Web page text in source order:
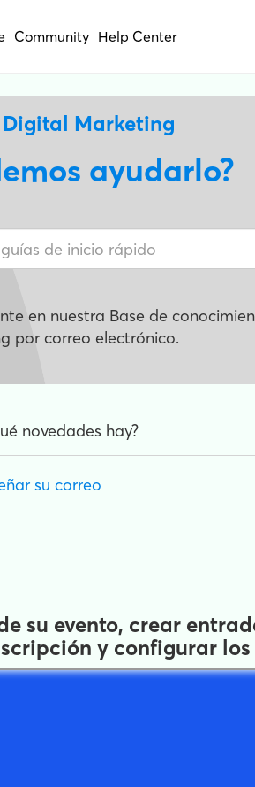
Community Help Center
Marketing
ayudarlo?
en nuestra Base de
por correo electrónico.
novedades hay?
su correo
su evento, crear
y configurar